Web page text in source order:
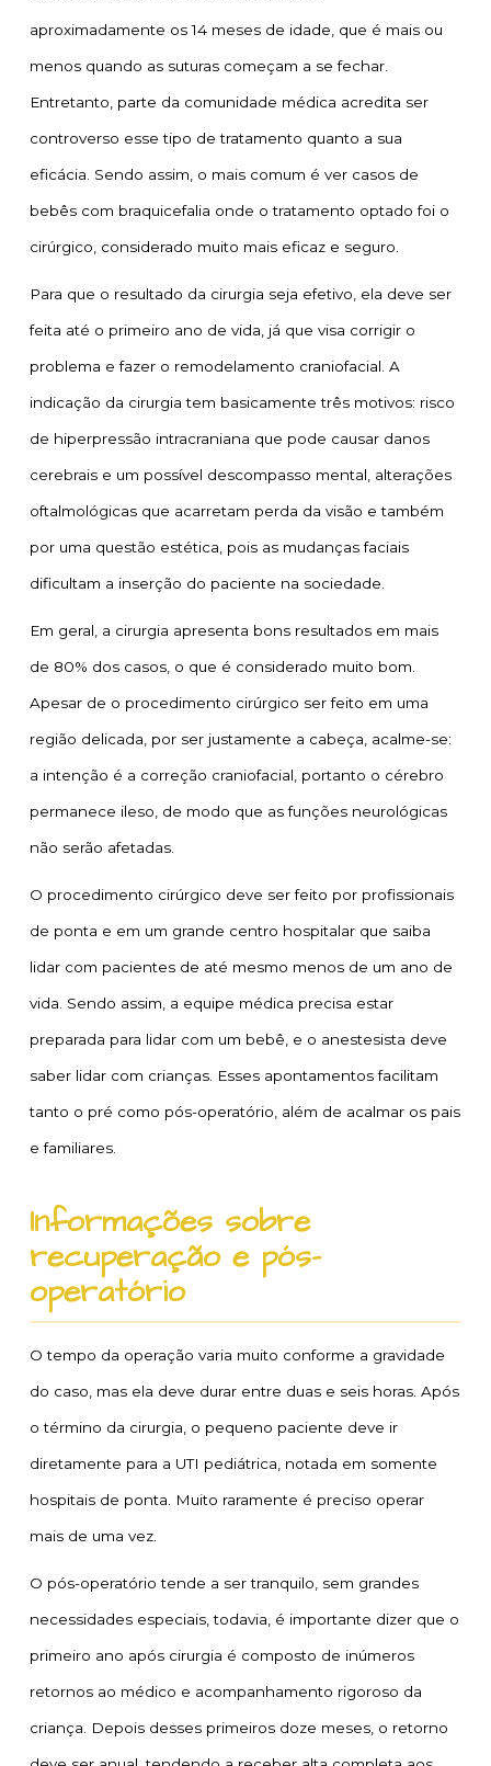
aproximadamente os 14 meses de idade, que é mais ou
menos quando as suturas começam a se fechar.
Entretanto, parte da comunidade médica acredita ser
controverso esse tipo de tratamento quanto a sua
eficácia. Sendo assim, o mais comum é ver casos de
bebês com braquicefalia onde o tratamento optado foi o
cirúrgico, considerado muito mais eficaz e seguro.
Para que o resultado da cirurgia seja efetivo, ela deve ser
feita até o primeiro ano de vida, já que visa corrigir o
problema e fazer o remodelamento craniofacial. A
indicação da cirurgia tem basicamente três motivos: risco
de hiperpressão intracraniana que pode causar danos
cerebrais e um possível descompasso mental, alterações
oftalmológicas que acarretam perda da visão e também
por uma questão estética, pois as mudanças faciais
dificultam a inserção do paciente na sociedade.
Em geral, a cirurgia apresenta bons resultados em mais
de 80% dos casos, o que é considerado muito bom.
Apesar de o procedimento cirúrgico ser feito em uma
região delicada, por ser justamente a cabeça, acalme-se:
a intenção é a correção craniofacial, portanto o cérebro
permanece ileso, de modo que as funções neurológicas
não serão afetadas.
O procedimento cirúrgico deve ser feito por profissionais
de ponta e em um grande centro hospitalar que saiba
lidar com pacientes de até mesmo menos de um ano de
vida. Sendo assim, a equipe médica precisa estar
preparada para lidar com um bebê, e o anestesista deve
saber lidar com crianças. Esses apontamentos facilitam
tanto o pré como pós-operatório, além de acalmar os pais
e familiares.
Informações sobre
recuperação e pós-
operatório
O tempo da operação varia muito conforme a gravidade
do caso, mas ela deve durar entre duas e seis horas. Após
o término da cirurgia, o pequeno paciente deve ir
diretamente para a UTI pediátrica, notada em somente
hospitais de ponta. Muito raramente é preciso operar
mais de uma vez.
O pós-operatório tende a ser tranquilo, sem grandes
necessidades especiais, todavia, é importante dizer que o
primeiro ano após cirurgia é composto de inúmeros
retornos ao médico e acompanhamento rigoroso da
criança. Depois desses primeiros doze meses, o retorno